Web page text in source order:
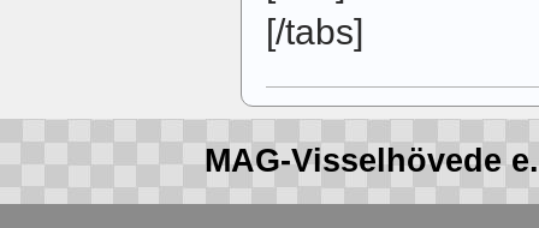
[/tabs]
MAG-Visselhövede